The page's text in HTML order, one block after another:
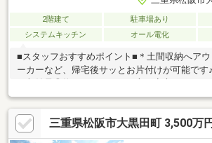
2階建て 駐車場あり
システムキッチン
オール電化
■スタッフおすすめポイント■＊土間収納へア
ーカーなど、帰宅後サッとお片付けが可能です
の、２台分カーポート付き♪■お部屋■＊ゆった
は、ベッドを置いても広々としたくつろぎ空
ドやデスクを置いても余裕がございます。＊2
部屋にすることも可能です◎■設備■＊食器洗
三重県松阪市大黒田町 3,500万